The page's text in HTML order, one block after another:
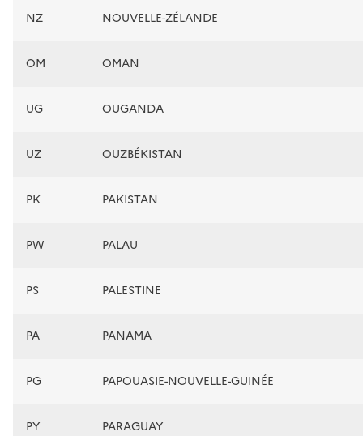
NZ NOUVELLE-ZÉLANDE
OM OMAN
UG OUGANDA
UZ OUZBÉKISTAN
PK PAKISTAN
PW PALAU
PS PALESTINE
PA PANAMA
PG PAPOUASIE-NOUVELLE-GUINÉE
PY PARAGUAY